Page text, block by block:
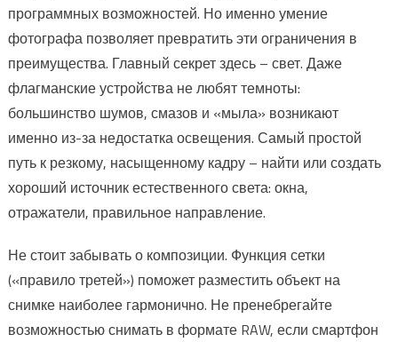
программных возможностей. Но именно умение
фотографа позволяет превратить эти ограничения в
преимущества. Главный секрет здесь – свет. Даже
флагманские устройства не любят темноты:
большинство шумов, смазов и «мыла» возникают
именно из-за недостатка освещения. Самый простой
путь к резкому, насыщенному кадру – найти или создать
хороший источник естественного света: окна,
отражатели, правильное направление.
Не стоит забывать о композиции. Функция сетки
(«правило третей») поможет разместить объект на
снимке наиболее гармонично. Не пренебрегайте
возможностью снимать в формате RAW, если смартфон